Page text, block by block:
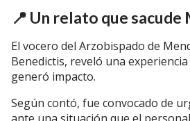
📍 Un relato que sacude
El vocero del Arzobispado de
Benedictis, reveló una
generó impacto.
Según contó, fue convocado de